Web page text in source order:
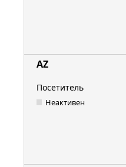
AZ
Посетитель
Неактивен